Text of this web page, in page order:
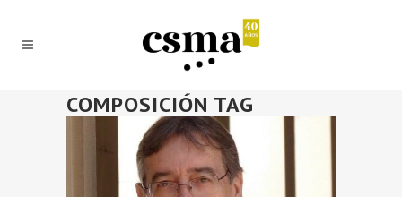
COMPOSICIÓN TAG